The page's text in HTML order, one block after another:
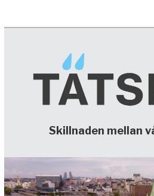
Skillnaden mellan